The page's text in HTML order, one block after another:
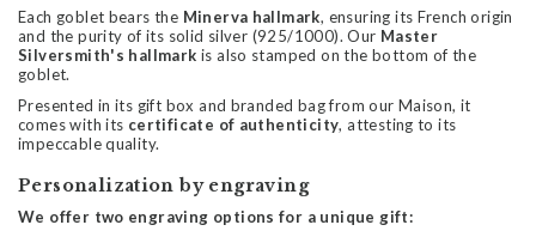
Each goblet bears the Minerva hallmark, ensuring its French origin
and the purity of its solid silver (925/1000). Our Master
Silversmith's hallmark is also stamped on the bottom of the
goblet.
Presented in its gift box and branded bag from our Maison, it
comes with its certificate of authenticity, attesting to its
impeccable quality.
Personalization by engraving
We offer two engraving options for a unique gift: